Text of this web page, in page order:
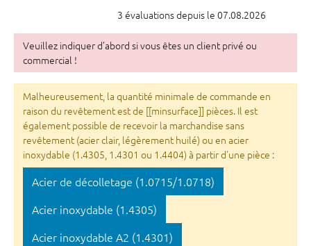
3 évaluations depuis le 07.08.2026
Veuillez indiquer d’abord si vous êtes un client privé ou
commercial !
Malheureusement, la quantité minimale de commande en
raison du revêtement est de [[minsurface]] pièces. Il est
également possible de recevoir la marchandise sans
revêtement (acier clair, légèrement huilé) ou en acier
inoxydable (1.4305, 1.4301 ou 1.4404) à partir d'une pièce :
Acier de décolletage (1.0715/1.0718)
Acier inoxydable (1.4305)
Acier inoxydable A2 (1.4301)